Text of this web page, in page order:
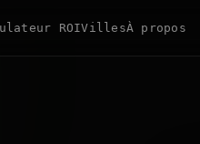
ROIVillesÀ propos